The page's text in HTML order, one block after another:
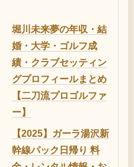
堀川未来夢の年収・結
婚・大学・ゴルフ成
績・クラブセッティン
グプロフィールまとめ
【二刀流プロゴルファ
ー】
【2025】ガーラ湯沢新
幹線パック日帰り 料